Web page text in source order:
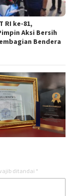
RI ke-81,
Aksi Bersih
Bendera
ditandai *